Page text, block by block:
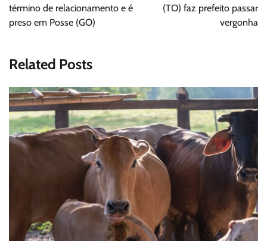
Post
término de relacionamento e é
preso em Posse (GO)
(TO) faz prefeito passar
vergonha
Related Posts